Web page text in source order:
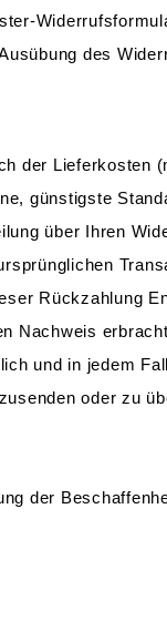
des
der Lieferkosten
günstigste
über Ihren
Rückzahlung
Nachweis
und in jedem
oder zu
der